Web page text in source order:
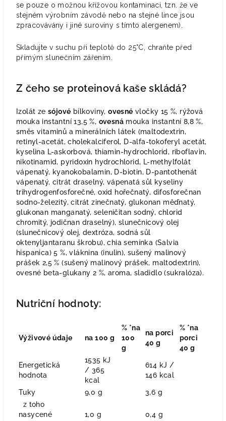
se pouze o možnou křížovou kontaminaci, tzn. že ve
stejném výrobním závodě nebo na stejné lince jsou
zpracovávány i jiné suroviny s tímto alergenem).
Skladujte v suchu při teplotě do 25°C, chraňte před
přímým slunečním zářením.
Z čeho se proteinová kaše skládá?
Izolát ze sójové bílkoviny,ovesné vločky 15 %, rýžová
mouka instantní 13,5 %, ovesná mouka instantní 8,8 %,
směs vitaminů a minerálních látek (maltodextrin,
retinyl-acetát, cholekalciferol, D-alfa-tokoferyl acetát,
kyselina L-askorbová, thiamin-hydrochlorid, riboflavin,
nikotinamid, pyridoxin hydrochlorid, L-methylfolát
vápenatý, kyanokobalamin, D-biotin, D-pantothenát
vápenatý, citrát draselný, vápenatá sůl kyseliny
trihydrogenfosforečné, oxid hořečnatý, difosforečnan
sodno-železitý, citrát zinečnatý, glukonan měďnatý,
glukonan manganatý, seleničitan sodný, chlorid
chromitý, jodičnan draselný), slunečnicový olej
(slunečnicový olej, dextróza, sodná sůl
oktenyljantaranu škrobu), chia semínka (Salvia
hispanica) 5 %, vláknina (inulin), sušený malinový
prášek 2,5 % (sušený malinový prášek, maltodextrin),
ovesné beta-glukany 2 %, aroma, sladidlo (sukralóza).
Nutriční hodnoty:
Výživové údaje na 100 g
% *na
100
g
na porci
40 g
% *na
porci
40 g
Energetická
hodnota
1535 kJ
/ 365
kcal
614 kJ /
146 kcal
Tuky 9,0 g
3,6 g
z toho
nasycené
1,0 g 0,4 g